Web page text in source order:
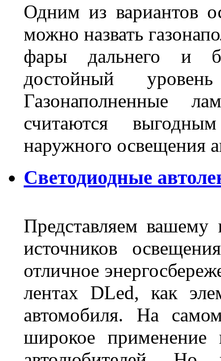
Одним из вариантов
можно назвать
фары дальнего и
достойный
Газонаполненные
считаются
наружного освещения
Светодиодные
Представляем
источников
отличное
лентах DLed, как
автомобиля. На
широкое